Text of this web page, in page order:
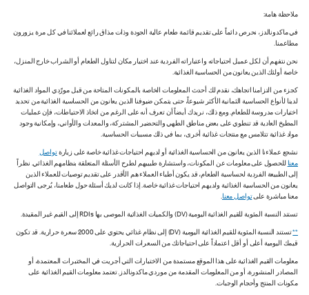
ملاحظة هامة:
في ماكدونالدز، نحرص دائماً على تقديم قائمة طعام عالية الجودة وذات مذاق رائع لعملائنا في كل مرة يزورون
مطاعمنا.
نحن نتفهم أن لكل عميل احتياجاته واعتباراته الفردية عند اختيار مكان لتناول الطعام أو الشراب خارج المنزل،
خاصة أولئك الذين يعانون من الحساسية الغذائية.
كجزء من التزامنا اتجاهك، نقدم لك أحدث المعلومات الخاصة بالمكونات المتاحة من قبل مورّدي المواد الغذائية
لدينا لأنواع الحساسية الثمانية الأكثر شيوعاً، حتى يتمكن ضيوفنا الذين يعانون من الحساسية الغذائية من تحديد
اختيارات مدروسة للطعام. ومع ذلك، نريدك أيضاً أن تعرف أنه على الرغم من اتخاذ الاحتياطات، فإن عمليات
المطبخ العادية قد تنطوي على بعض مناطق الطهي والتحضير المشتركة، والمعدات والأواني، وإمكانية وجود
مواد غذائية تتلامس مع منتجات غذائية أخرى، بما في ذلك مسببات الحساسية.
نشجع عملاءنا الذين يعانون من الحساسية الغذائية أو لديهم احتياجات غذائية خاصة على زيارةتواصل
معنا للحصول على معلومات عن المكونات، واستشارة طبيبهم لطرح الأسئلة المتعلقة بنظامهم الغذائي. نظراً
إلى الطبيعة الفردية لحساسية الطعام، قد يكون أطباء العملاء هم الأقدر على تقديم توصيات للعملاء الذين
يعانون من الحساسية الغذائية ولديهم احتياجات غذائية خاصة. إذا كانت لديك أسئلة حول طعامنا، يُرجى التواصل
معنا مباشرة علىتواصل معنا.
تستند النسبة المئوية للقيم الغذائية اليومية (DV) والكميات الغذائية الموصى بها RDIs إلى القيم غير المقيدة.
**
تستند النسبة المئوية للقيم الغذائية اليومية (DV) إلى نظام غذائي يحتوي على 2000 سعرة حرارية. قد تكون
قيمك اليومية أعلى أو أقل اعتماداً على احتياجاتك من السعرات الحرارية.
معلومات القيم الغذائية على هذا الموقع مستمدة من الاختبارات التي أجريت في المختبرات المعتمدة، أو
المصادر المنشورة، أو من المعلومات المقدمة من موردي ماكدونالدز. تعتمد معلومات القيم الغذائية على
مكونات المنتج وأحجام الوجبات.